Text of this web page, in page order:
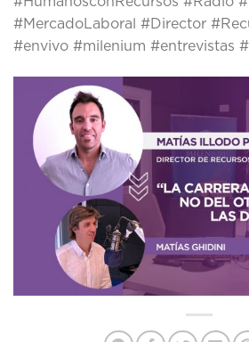
#MercadoLaboral #Director
#envivo #milenium #entrevistas